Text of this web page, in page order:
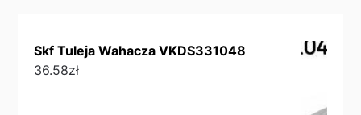
Skf Tuleja Wahacza VKDS331048
36.58zł